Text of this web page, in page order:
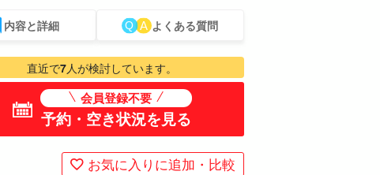
プレミアム
厳選プラン
ものづくり体験 ベビーシッター
スパ&リラク
内容と詳細 よくある質問
直近で7人が検討しています。
会員登録不要
予約・空き状況を見る
お気に入りに追加・比較